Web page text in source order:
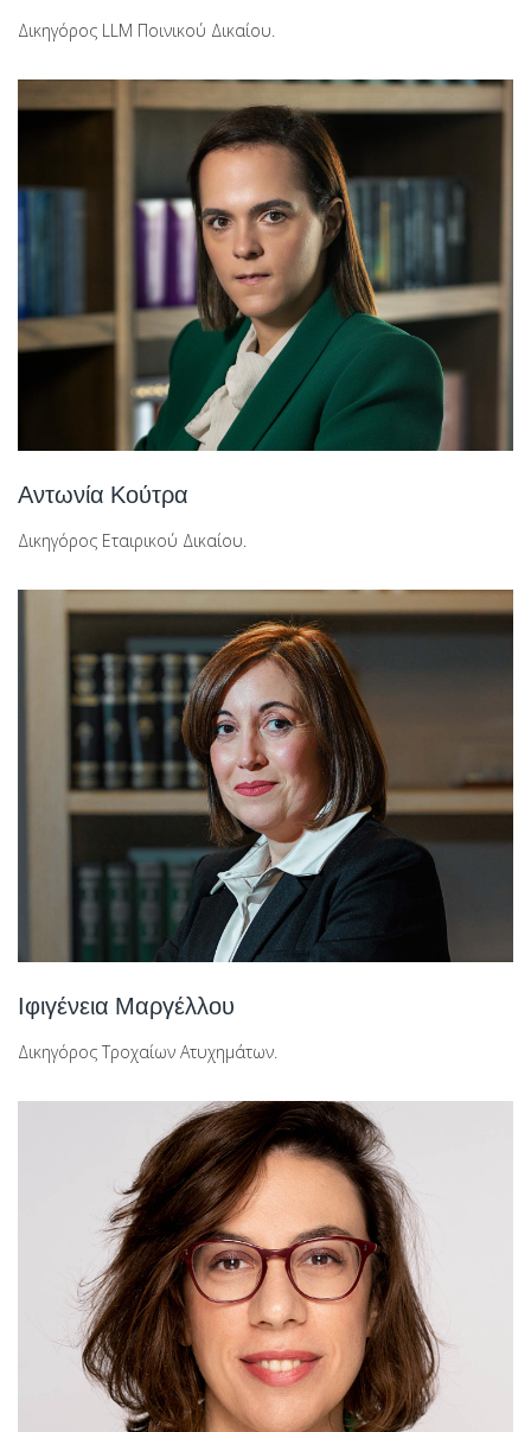
Δικηγόρος LLM Ποινικού Δικαίου.
Αντωνία Κούτρα
Δικηγόρος Εταιρικού Δικαίου.
Ιφιγένεια Μαργέλλου
Δικηγόρος Τροχαίων Ατυχημάτων.